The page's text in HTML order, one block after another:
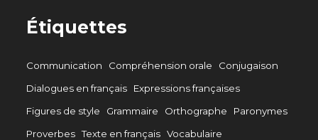
Étiquettes
Communication Compréhension orale
Conjugaison
Dialogues en français
Expressions françaises
Figures de style
Grammaire Orthographe
Paronymes
Proverbes Texte en français Vocabulaire